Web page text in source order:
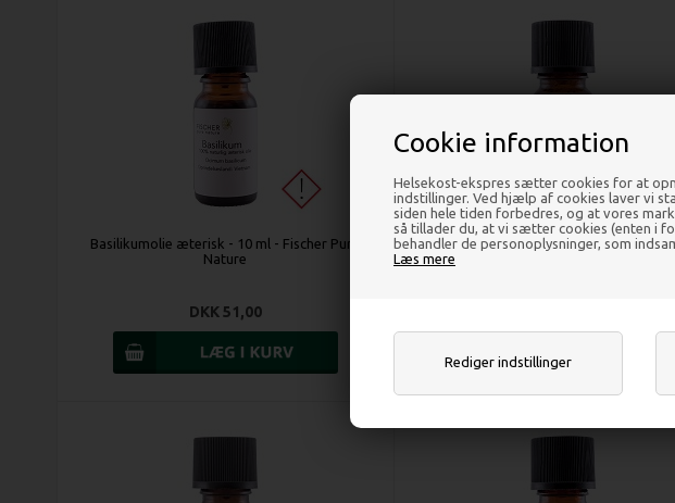
Cookie information
Helsekost-ekspres sætter cookies for at
indstillinger. Ved hjælp af cookies laver vi
siden hele tiden forbedres, og at vores
så tillader du, at vi sætter cookies (enten i
behandler de personoplysninger, som
Læs mere
Rediger indstillinger
Basilikumolie æterisk - 10 ml - Fischer Pure
Nature
DKK 51,00
Blodappelsinolie æterisk - 10 ml -